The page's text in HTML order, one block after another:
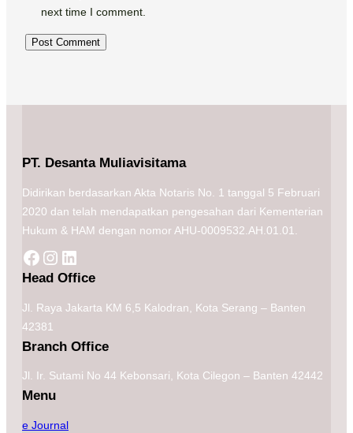
next time I comment.
PT. Desanta Muliavisitama
Didirikan berdasarkan Akta Notaris No. 1 tanggal 5 Februari
2020 dan telah mendapatkan pengesahan dari Kementerian
Hukum & HAM dengan nomor AHU-0009532.AH.01.01.
Head Office
Jl. Raya Jakarta KM 6,5 Kalodran, Kota Serang – Banten
42381
Branch Office
Jl. Ir. Sutami No 44 Kebonsari, Kota Cilegon – Banten 42442
Menu
e Journal